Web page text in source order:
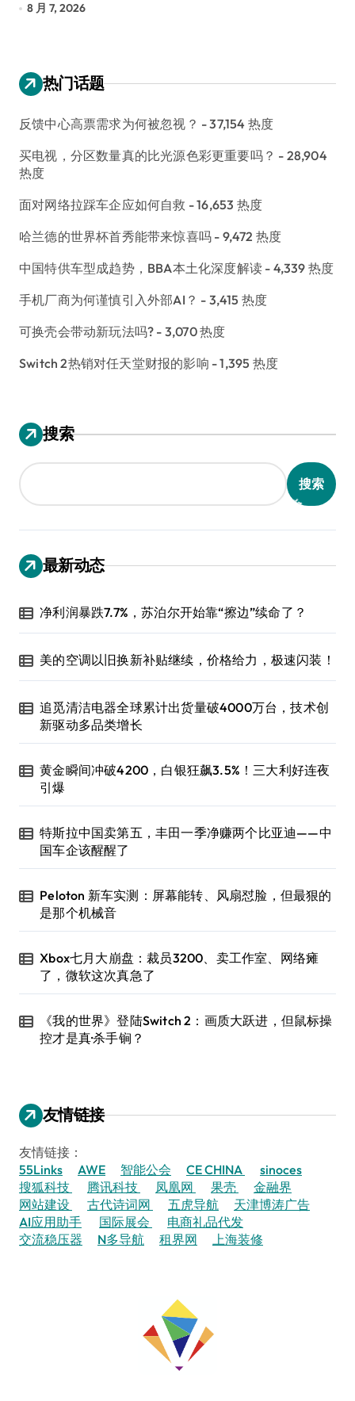
8 月 7, 2026
热门话题
反馈中心高票需求为何被忽视？ - 37,154 热度
买电视，分区数量真的比光源色彩更重要吗？ - 28,904
热度
面对网络拉踩车企应如何自救 - 16,653 热度
哈兰德的世界杯首秀能带来惊喜吗 - 9,472 热度
中国特供车型成趋势，BBA本土化深度解读 - 4,339 热度
手机厂商为何谨慎引入外部AI？ - 3,415 热度
可换壳会带动新玩法吗? - 3,070 热度
Switch 2热销对任天堂财报的影响 - 1,395 热度
搜索
搜索
最新动态
净利润暴跌7.7%，苏泊尔开始靠“擦边”续命了？
美的空调以旧换新补贴继续，价格给力，极速闪装！
追觅清洁电器全球累计出货量破4000万台，技术创
新驱动多品类增长
黄金瞬间冲破4200，白银狂飙3.5%！三大利好连夜
引爆
特斯拉中国卖第五，丰田一季净赚两个比亚迪——中
国车企该醒醒了
Peloton 新车实测：屏幕能转、风扇怼脸，但最狠的
是那个机械音
Xbox七月大崩盘：裁员3200、卖工作室、网络瘫
了，微软这次真急了
《我的世界》登陆Switch 2：画质大跃进，但鼠标操
控才是真·杀手锏？
友情链接
友情链接：
55Links
AWE 智能公会 CE CHINA
sinoces
搜狐科技
腾讯科技 凤凰网 果壳
金融界
网站建设
古代诗词网 五虎导航
天津博涛广告
AI应用助手
国际展会
电商礼品代发
交流稳压器
N多导航 租界网 上海装修